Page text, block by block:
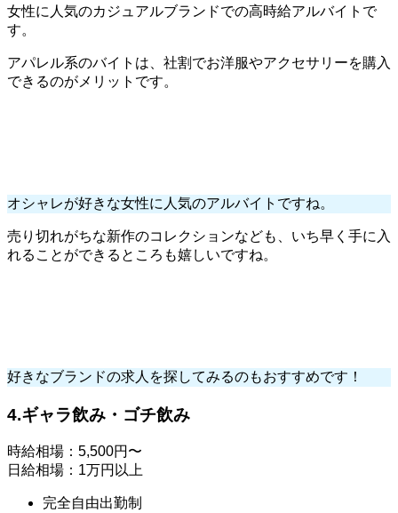
女性に人気のカジュアルブランドでの高時給アルバイトで
す。
アパレル系のバイトは、社割でお洋服やアクセサリーを購入
できるのがメリットです。
オシャレが好きな女性に人気のアルバイトですね。
売り切れがちな新作のコレクションなども、いち早く手に入
れることができるところも嬉しいですね。
好きなブランドの求人を探してみるのもおすすめです！
4.ギャラ飲み・ゴチ飲み
時給相場：5,500円〜
日給相場：1万円以上
完全自由出勤制